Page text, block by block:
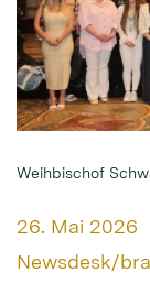
Weihbischof
Datum:
26. Mai 2026
Von:
Newsdesk/bra